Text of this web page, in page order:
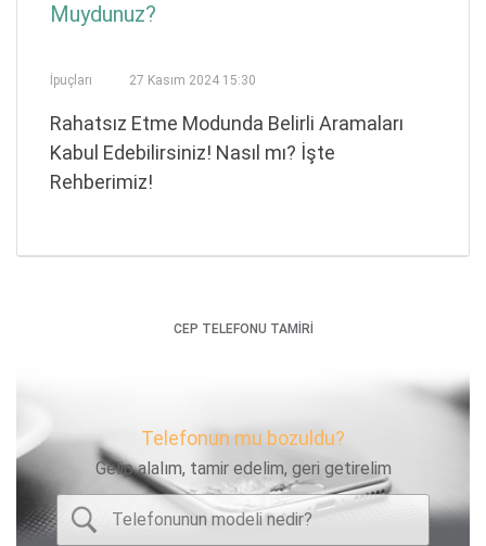
Muydunuz?
İpuçları 27 Kasım 2024 15:30
Rahatsız Etme Modunda Belirli Aramaları
Kabul Edebilirsiniz! Nasıl mı? İşte
Rehberimiz!
CEP TELEFONU TAMİRİ
Telefonun mu bozuldu?
Gelip alalım, tamir edelim, geri getirelim